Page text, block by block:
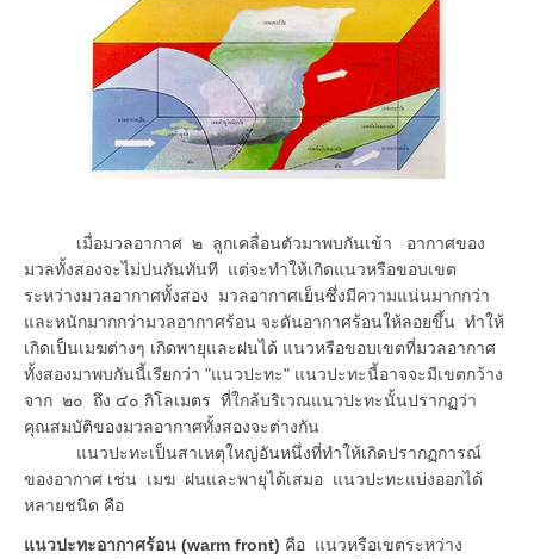
เมื่อมวลอากาศ ๒ ลูกเคลื่อนตัวมาพบกันเข้า อากาศของ
มวลทั้งสองจะไม่ปนกันทันที แต่จะทำให้เกิดแนวหรือขอบเขต
ระหว่างมวลอากาศทั้งสอง มวลอากาศเย็นซึ่งมีความแน่นมากกว่า
และหนักมากกว่ามวลอากาศร้อน จะดันอากาศร้อนให้ลอยขึ้น ทำให้
เกิดเป็นเมฆต่างๆ เกิดพายุและฝนได้ แนวหรือขอบเขตที่มวลอากาศ
ทั้งสองมาพบกันนี้เรียกว่า "แนวปะทะ" แนวปะทะนี้อาจจะมีเขตกว้าง
จาก ๒๐ ถึง ๔๐ กิโลเมตร ที่ใกล้บริเวณแนวปะทะนั้นปรากฏว่า
คุณสมบัติของมวลอากาศทั้งสองจะต่างกัน
แนวปะทะเป็นสาเหตุใหญ่อันหนึ่งที่ทำให้เกิดปรากฏการณ์
ของอากาศ เช่น เมฆ ฝนและพายุได้เสมอ แนวปะทะแบ่งออกได้
หลายชนิด คือ
แนวปะทะอากาศร้อน (warm front) คือ แนวหรือเขตระหว่าง